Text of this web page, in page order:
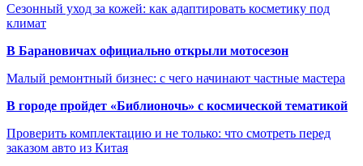
Сезонный уход за кожей: как адаптировать косметику под
климат
В Барановичах официально открыли мотосезон
Малый ремонтный бизнес: с чего начинают частные мастера
В городе пройдет «Библионочь» с космической тематикой
Проверить комплектацию и не только: что смотреть перед
заказом авто из Китая